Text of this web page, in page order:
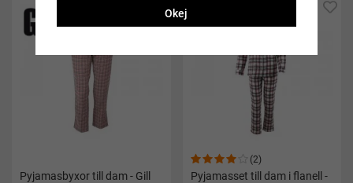
Pyjamasbyxor till dam - Gill
(2)
Pyjamasset till dam i flanell -
Okej